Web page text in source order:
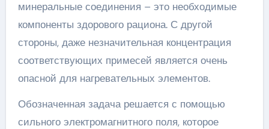
минеральные соединения – это необходимые
компоненты здорового рациона. С другой
стороны, даже незначительная концентрация
соответствующих примесей является очень
опасной для нагревательных элементов.
Обозначенная задача решается с помощью
сильного электромагнитного поля, которое